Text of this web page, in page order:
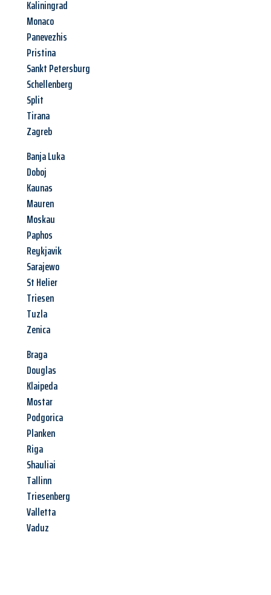
Kaliningrad
Monaco
Panevezhis
Pristina
Sankt Petersburg
Schellenberg
Split
Tirana
Zagreb
Banja Luka
Doboj
Kaunas
Mauren
Moskau
Paphos
Reykjavik
Sarajewo
St Helier
Triesen
Tuzla
Zenica
Braga
Douglas
Klaipeda
Mostar
Podgorica
Planken
Riga
Shauliai
Tallinn
Triesenberg
Valletta
Vaduz